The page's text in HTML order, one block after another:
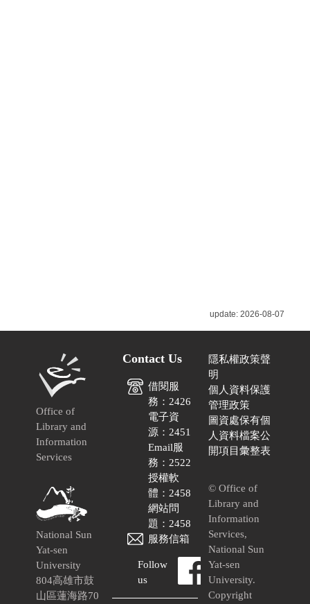
2026-08-07
Office of
Library and
Information
Services
National Sun
Yat-sen
University
804高雄市鼓
山區蓮海路70
Contact Us
借閱服
務：2426
電子資
源：2451
Email服
務：2522
授權軟
體：2458
網站問
題：2458
服務信箱
Follow
us
隱私權政策聲
明
個人資料保護
管理政策
圖資處保有個
人資料檔案公
開項目彙整表
© Office of
Library and
Information
Services,
National Sun
Yat-sen
University.
Copyright